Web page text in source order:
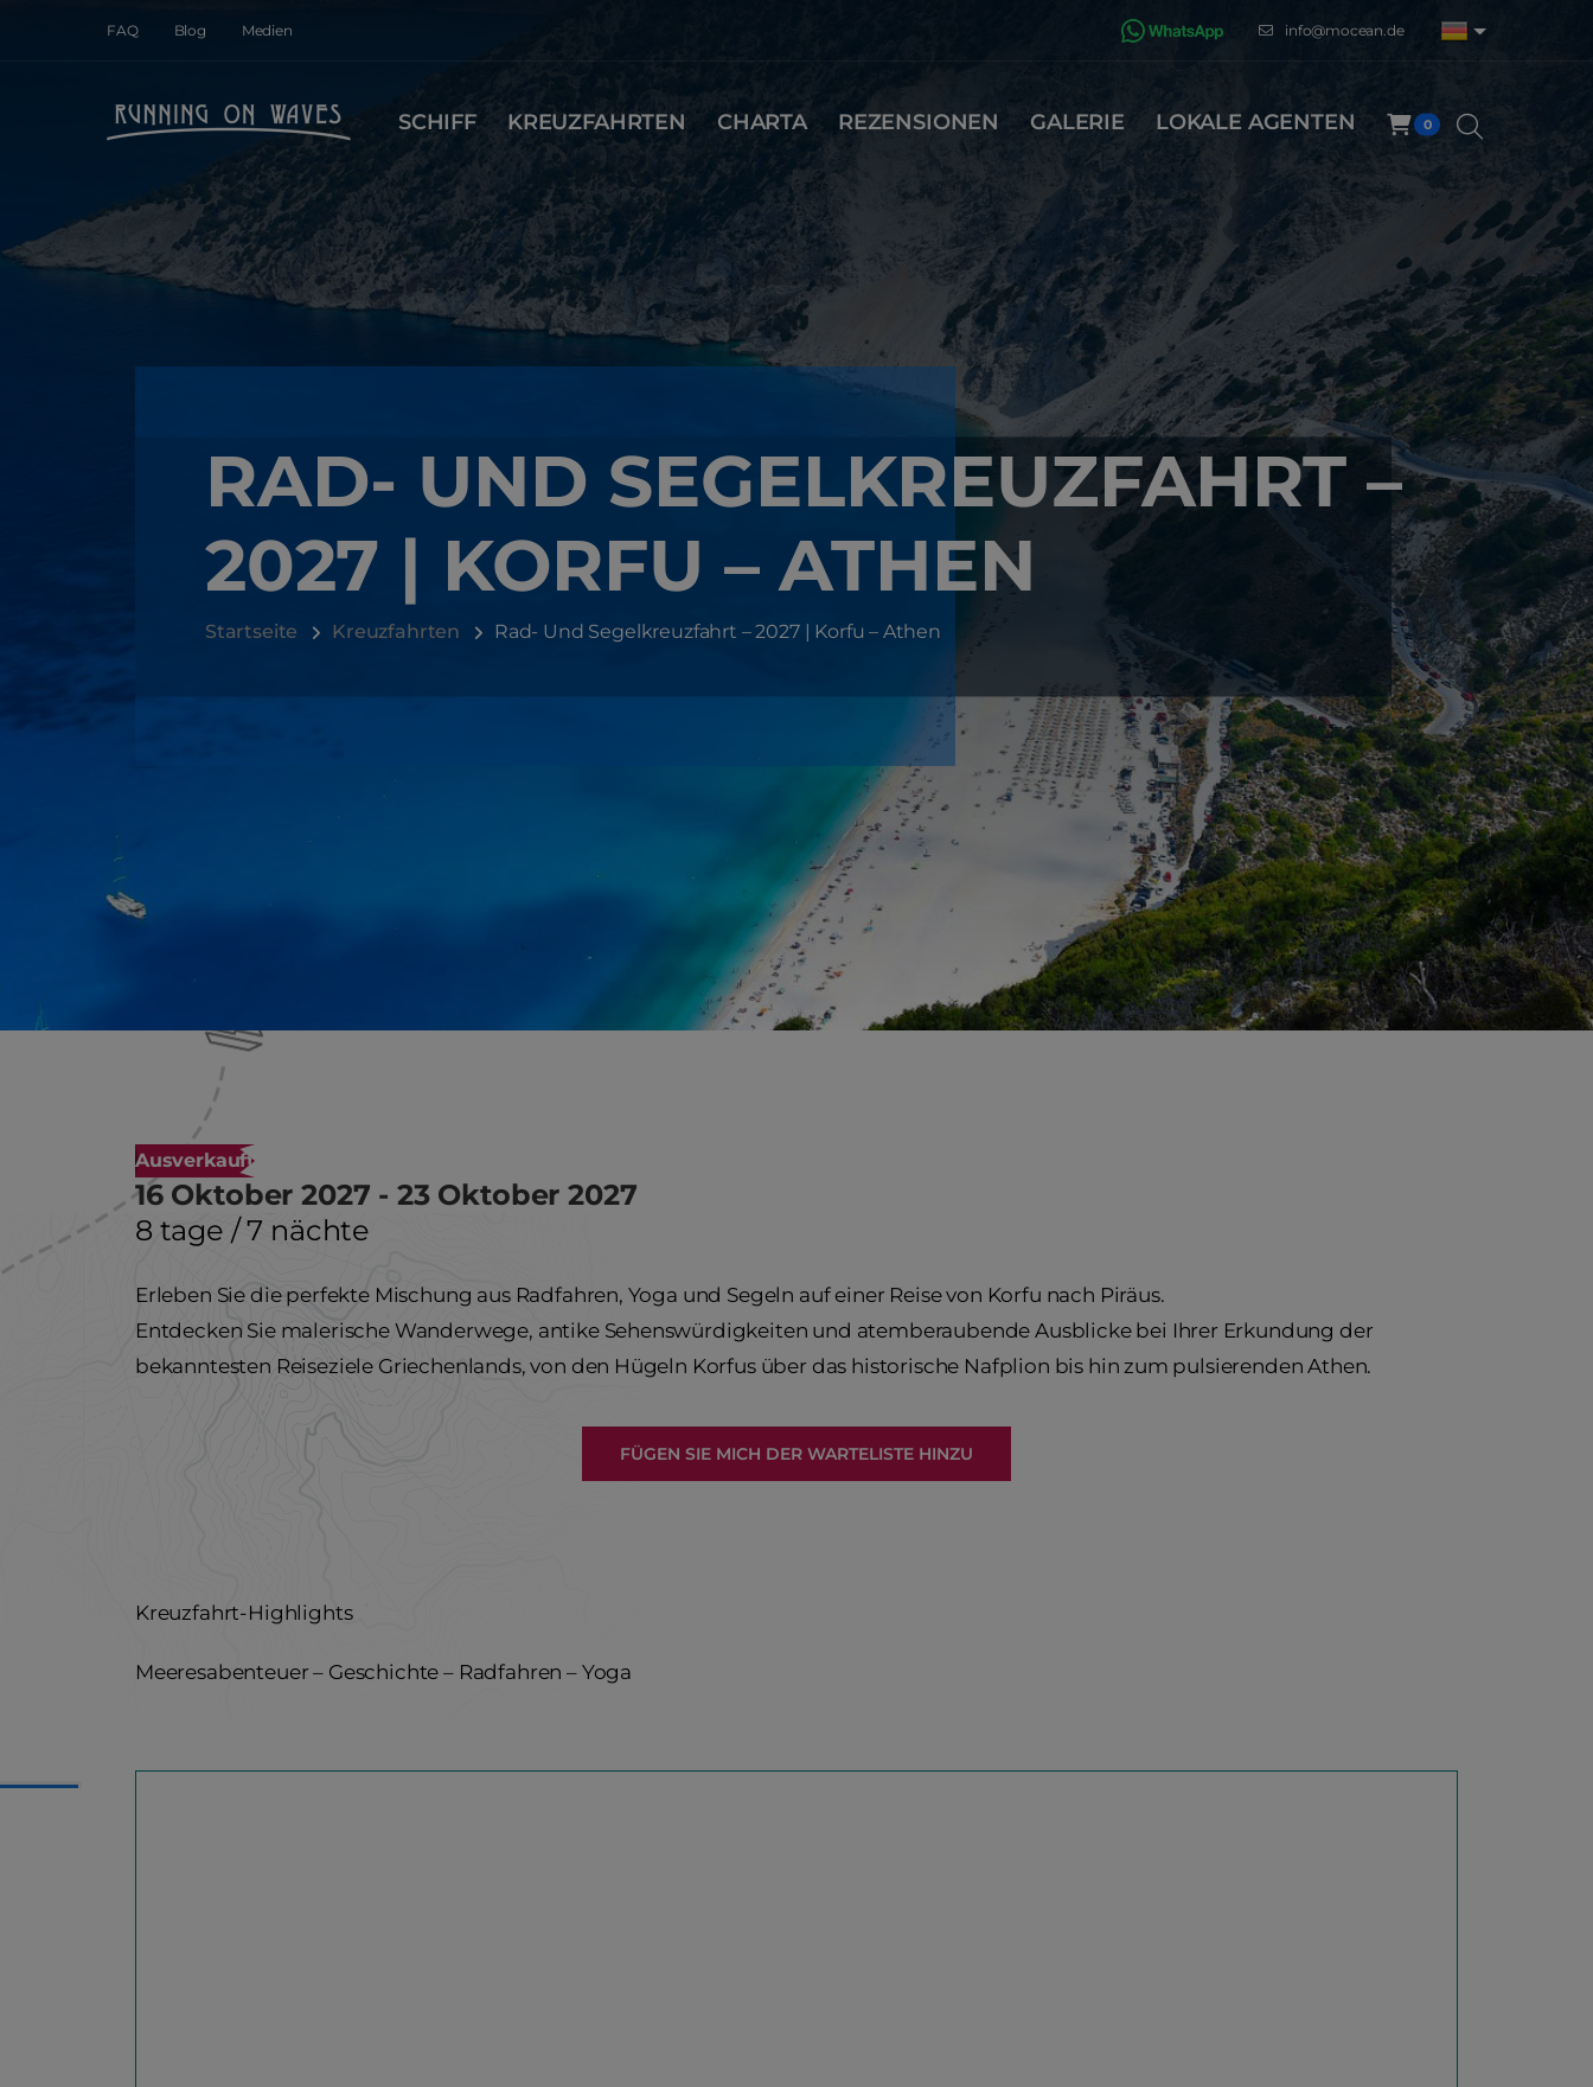
FAQ Blog Medien info@mocean.de
SCHIFF KREUZFAHRTEN CHARTA REZENSIONEN GALERIE LOKALE AGENTEN 0
RAD- UND SEGELKREUZFAHRT –
2027 | KORFU – ATHEN
Startseite Kreuzfahrten Rad- Und Segelkreuzfahrt – 2027 | Korfu – Athen
Ausverkauft
16 Oktober 2027 - 23 Oktober 2027
8 tage / 7 nächte
Erleben Sie die perfekte Mischung aus Radfahren, Yoga und Segeln auf einer Reise von Korfu nach Piräus.
Entdecken Sie malerische Wanderwege, antike Sehenswürdigkeiten und atemberaubende Ausblicke bei Ihrer Erkundung der
bekanntesten Reiseziele Griechenlands, von den Hügeln Korfus über das historische Nafplion bis hin zum pulsierenden Athen.
FÜGEN SIE MICH DER WARTELISTE HINZU
Kreuzfahrt-Highlights
Meeresabenteuer – Geschichte – Radfahren – Yoga